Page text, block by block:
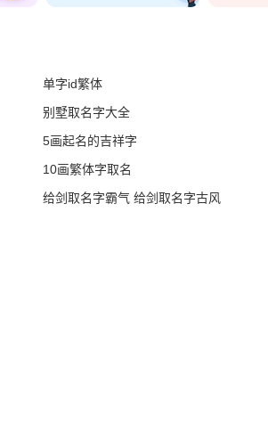
单字id繁体
别墅取名字大全
5画起名的吉祥字
10画繁体字取名
给剑取名字霸气 给剑取名字古风